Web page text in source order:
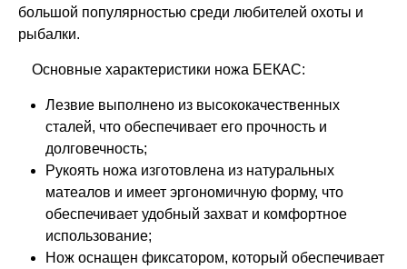
большой популярностью среди любителей охоты и
рыбалки.
Основные характеристики ножа БЕКАС:
Лезвие выполнено из высококачественных
сталей, что обеспечивает его прочность и
долговечность;
Рукоять ножа изготовлена из натуральных
матеалов и имеет эргономичную форму, что
обеспечивает удобный захват и комфортное
использование;
Нож оснащен фиксатором, который обеспечивает